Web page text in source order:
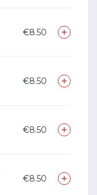
€8.50
€8.50
€8.50
€8.50